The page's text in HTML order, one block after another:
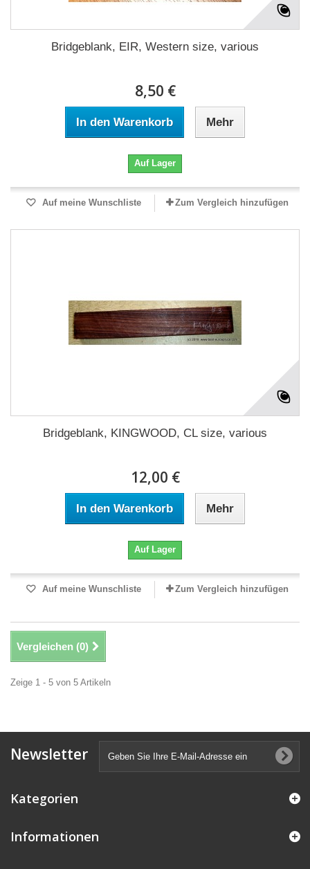
Bridgeblank, EIR, Western size, various
8,50 €
In den Warenkorb Mehr
Auf Lager
Auf meine Wunschliste Zum Vergleich hinzufügen
Bridgeblank, KINGWOOD, CL size, various
12,00 €
In den Warenkorb Mehr
Auf Lager
Auf meine Wunschliste Zum Vergleich hinzufügen
Vergleichen (0)
Zeige 1 - 5 von 5 Artikeln
Newsletter
Kategorien
Informationen